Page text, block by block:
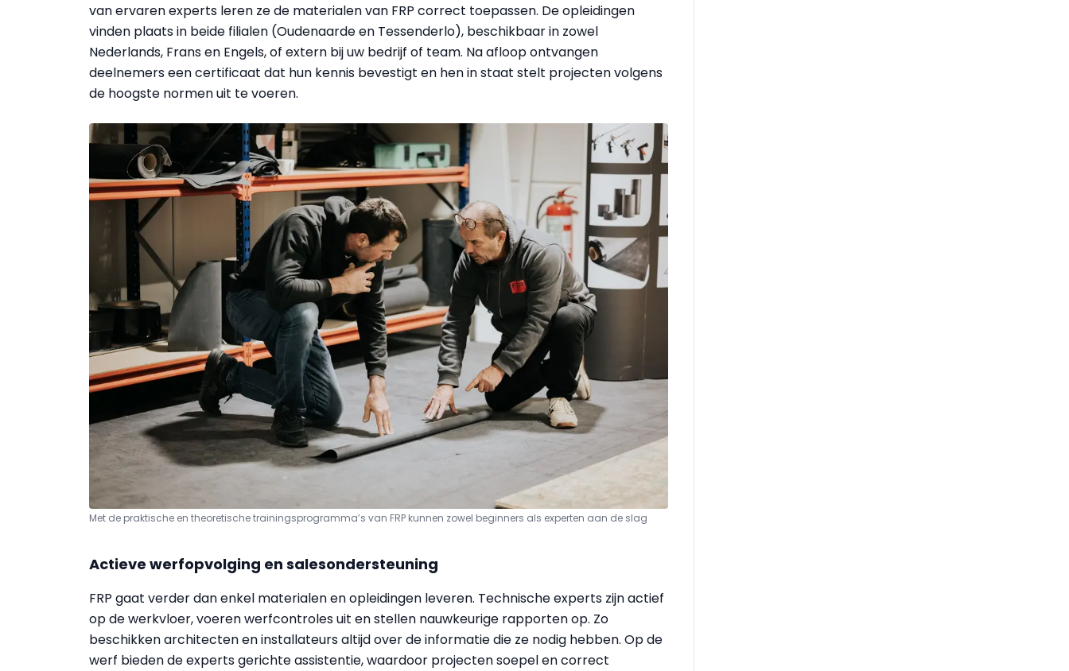
van ervaren experts leren ze de materialen van FRP correct toepassen. De opleidingen
vinden plaats in beide filialen (Oudenaarde en Tessenderlo), beschikbaar in zowel
Nederlands, Frans en Engels, of extern bij uw bedrijf of team. Na afloop ontvangen
deelnemers een certificaat dat hun kennis bevestigt en hen in staat stelt projecten volgens
de hoogste normen uit te voeren.
Met de praktische en theoretische trainingsprogramma’s van FRP kunnen zowel beginners als experten aan de slag
Actieve werfopvolging en salesondersteuning
FRP gaat verder dan enkel materialen en opleidingen leveren. Technische experts zijn actief
op de werkvloer, voeren werfcontroles uit en stellen nauwkeurige rapporten op. Zo
beschikken architecten en installateurs altijd over de informatie die ze nodig hebben. Op de
werf bieden de experts gerichte assistentie, waardoor projecten soepel en correct